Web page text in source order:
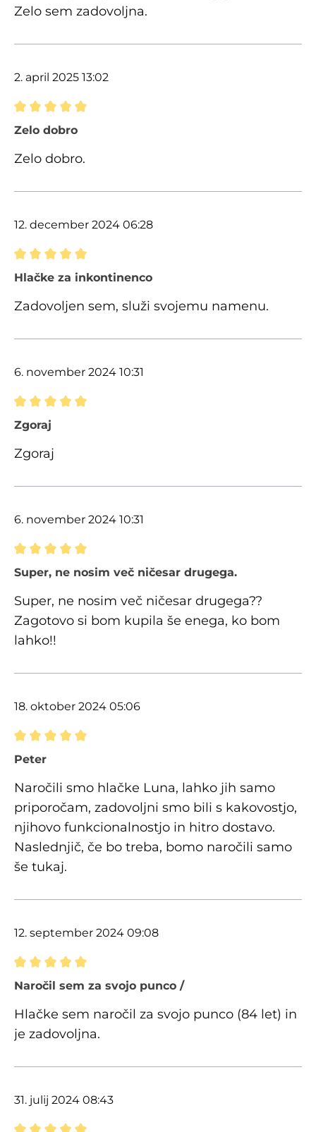
Zelo sem zadovoljna.
2. april 2025 13:02
Ocena z oceno 5 od 5 zvezdic
Zelo dobro
Zelo dobro.
12. december 2024 06:28
Ocena z oceno 5 od 5 zvezdic
Hlačke za inkontinenco
Zadovoljen sem, služi svojemu namenu.
6. november 2024 10:31
Ocena z oceno 5 od 5 zvezdic
Zgoraj
Zgoraj
6. november 2024 10:31
Ocena z oceno 5 od 5 zvezdic
Super, ne nosim več ničesar drugega.
Super, ne nosim več ničesar drugega??
Zagotovo si bom kupila še enega, ko bom
lahko!!
18. oktober 2024 05:06
Ocena z oceno 5 od 5 zvezdic
Peter
Naročili smo hlačke Luna, lahko jih samo
priporočam, zadovoljni smo bili s kakovostjo,
njihovo funkcionalnostjo in hitro dostavo.
Naslednjič, če bo treba, bomo naročili samo
še tukaj.
12. september 2024 09:08
Ocena z oceno 5 od 5 zvezdic
Naročil sem za svojo punco /
Hlačke sem naročil za svojo punco (84 let) in
je zadovoljna.
31. julij 2024 08:43